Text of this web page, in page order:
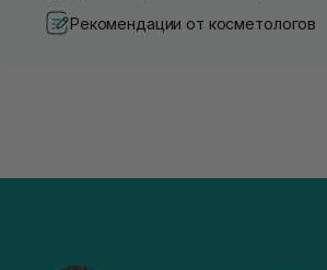
Рекомендации от косметологов